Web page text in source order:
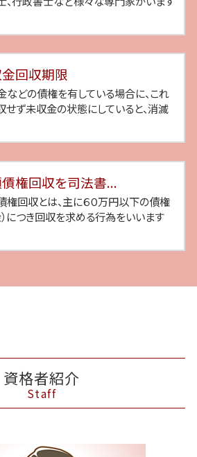
回収期限
などの債権を有している場合に、これ
せず未収金の状態にしていると、消滅
権回収を司法書...
権回収とは、主に６０万円以下の債権
）につき回収を求める行為をいいます
資格者紹介
Staff